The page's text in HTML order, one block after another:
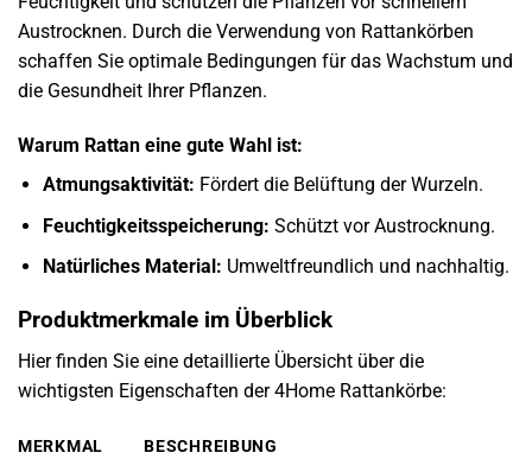
Austrocknen. Durch die Verwendung von Rattankörben
schaffen Sie optimale Bedingungen für das Wachstum und
die Gesundheit Ihrer Pflanzen.
Warum Rattan eine gute Wahl ist:
Atmungsaktivität: Fördert die Belüftung der Wurzeln.
Feuchtigkeitsspeicherung: Schützt vor Austrocknung.
Natürliches Material: Umweltfreundlich und nachhaltig.
Produktmerkmale im Überblick
Hier finden Sie eine detaillierte Übersicht über die
wichtigsten Eigenschaften der 4Home Rattankörbe:
MERKMAL
BESCHREIBUNG